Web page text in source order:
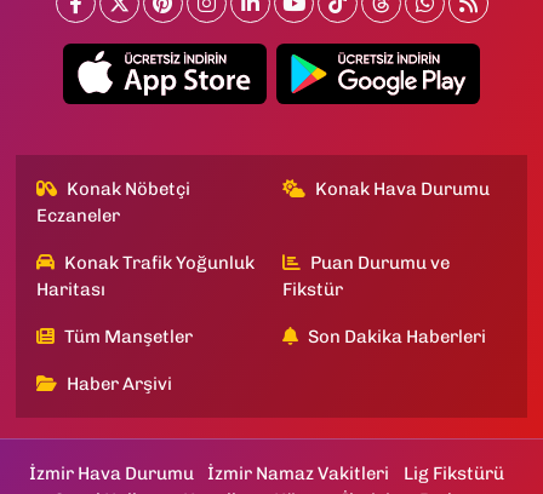
Konak Nöbetçi
Eczaneler
Konak Hava Durumu
Konak Trafik Yoğunluk
Haritası
Puan Durumu ve
Fikstür
Tüm Manşetler Son Dakika Haberleri
Haber Arşivi
İzmir Hava Durumu İzmir Namaz Vakitleri
Lig Fikstürü